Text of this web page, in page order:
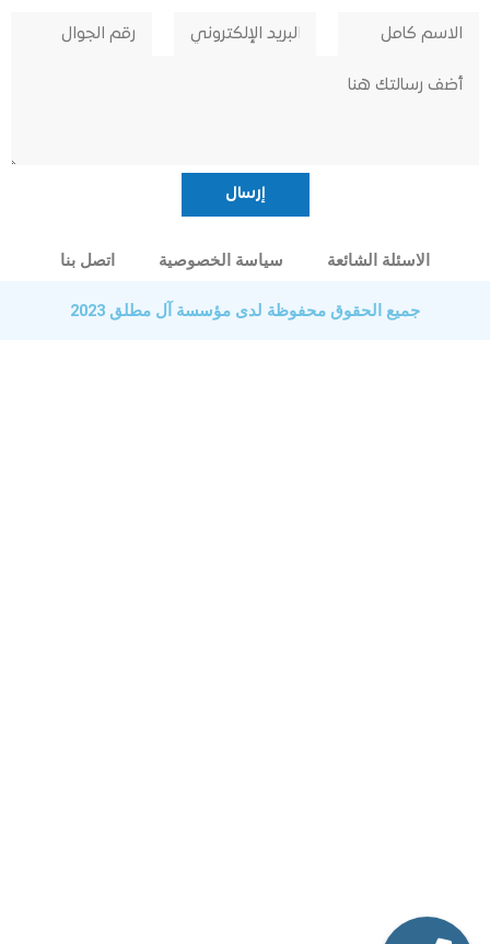
الاسئلة الشائعة سياسة الخصوصية اتصل بنا
جميع الحقوق محفوظة لدى مؤسسة آل مطلق 2023